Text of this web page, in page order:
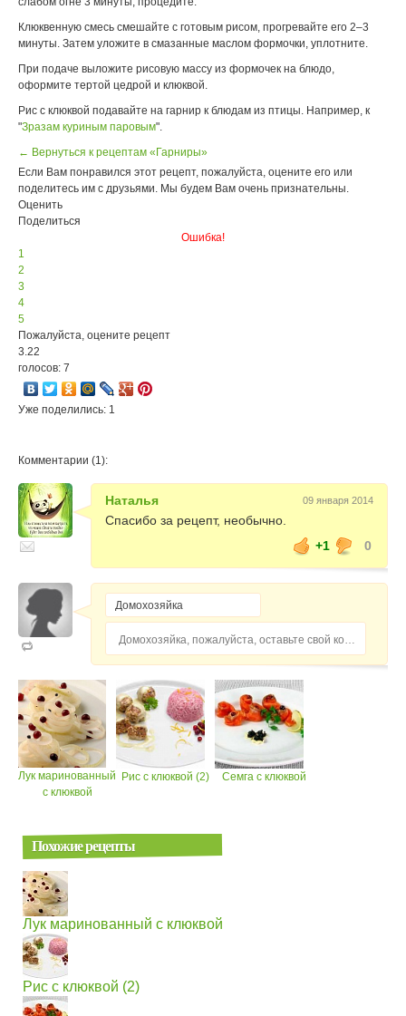
Клюквенную смесь смешайте с готовым рисом, прогревайте его 2–3
минуты. Затем уложите в смазанные маслом формочки, уплотните.
При подаче выложите рисовую массу из формочек на блюдо,
оформите тертой цедрой и клюквой.
Рис с клюквой подавайте на гарнир к блюдам из птицы. Например, к
"Зразам куриным паровым".
← Вернуться к рецептам «Гарниры»
Если Вам понравился этот рецепт, пожалуйста, оцените его или
поделитесь им с друзьями. Мы будем Вам очень признательны.
Оценить
Поделиться
Ошибка!
1
2
3
4
5
Пожалуйста, оцените рецепт
3.22
голосов: 7
Уже поделились: 1
Комментарии (1):
Наталья 09 января 2014
Спасибо за рецепт, необычно.
+1
0
Домохозяйка, пожалуйста, оставьте свой комментарий...
Лук маринованный
с клюквой
Рис с клюквой (2) Семга с клюквой
Похожие рецепты
Лук маринованный с клюквой
Рис с клюквой (2)